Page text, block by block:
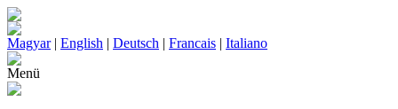
Magyar| English | Deutsch | Francais | Italiano
Menü